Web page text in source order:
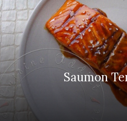
r
c
h
e
r
Saumon